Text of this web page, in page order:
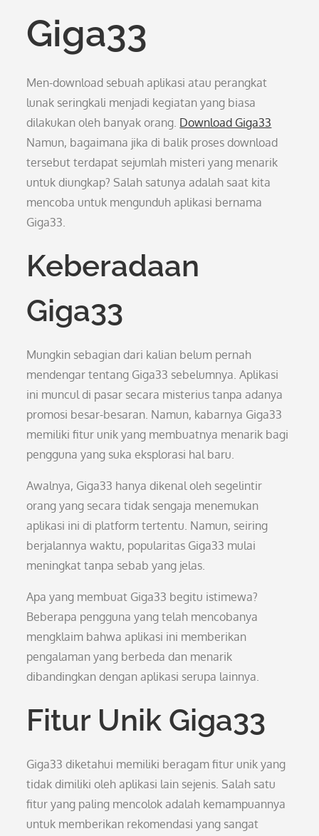
Giga33
Men-download sebuah aplikasi atau perangkat
lunak seringkali menjadi kegiatan yang biasa
dilakukan oleh banyak orang. Download Giga33
Namun, bagaimana jika di balik proses download
tersebut terdapat sejumlah misteri yang menarik
untuk diungkap? Salah satunya adalah saat kita
mencoba untuk mengunduh aplikasi bernama
Giga33.
Keberadaan
Giga33
Mungkin sebagian dari kalian belum pernah
mendengar tentang Giga33 sebelumnya. Aplikasi
ini muncul di pasar secara misterius tanpa adanya
promosi besar-besaran. Namun, kabarnya Giga33
memiliki fitur unik yang membuatnya menarik bagi
pengguna yang suka eksplorasi hal baru.
Awalnya, Giga33 hanya dikenal oleh segelintir
orang yang secara tidak sengaja menemukan
aplikasi ini di platform tertentu. Namun, seiring
berjalannya waktu, popularitas Giga33 mulai
meningkat tanpa sebab yang jelas.
Apa yang membuat Giga33 begitu istimewa?
Beberapa pengguna yang telah mencobanya
mengklaim bahwa aplikasi ini memberikan
pengalaman yang berbeda dan menarik
dibandingkan dengan aplikasi serupa lainnya.
Fitur Unik Giga33
Giga33 diketahui memiliki beragam fitur unik yang
tidak dimiliki oleh aplikasi lain sejenis. Salah satu
fitur yang paling mencolok adalah kemampuannya
untuk memberikan rekomendasi yang sangat